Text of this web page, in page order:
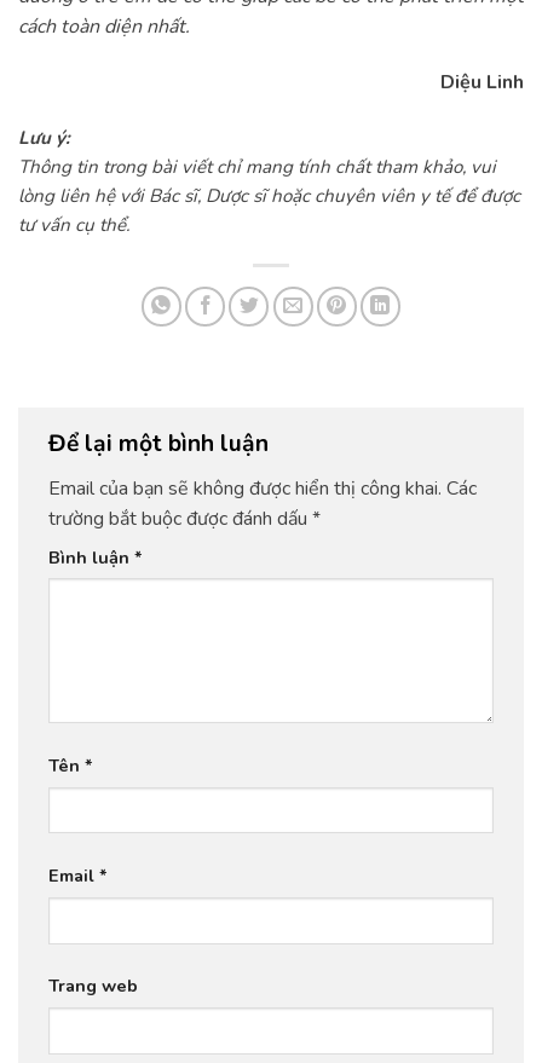
cách toàn diện nhất.
Diệu Linh
Lưu ý:
Thông tin trong bài viết chỉ mang tính chất tham khảo, vui
lòng liên hệ với Bác sĩ, Dược sĩ hoặc chuyên viên y tế để được
tư vấn cụ thể.
Để lại một bình luận
Email của bạn sẽ không được hiển thị công khai. Các
trường bắt buộc được đánh dấu *
Bình luận *
Tên *
Email *
Trang web